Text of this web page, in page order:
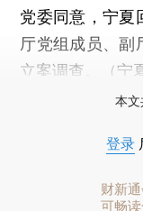
党委同意，宁夏
厅党组成员、副
立案调查。（宁
本文
登录
财新
可畅